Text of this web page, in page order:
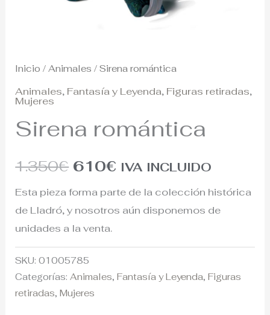
Inicio /Animales / Sirena romántica
Animales, Fantasía y Leyenda, Figuras retiradas,
Mujeres
Sirena romántica
1.350€ 610€ IVA INCLUIDO
Esta pieza forma parte de la colección histórica
de Lladró, y nosotros aún disponemos de
unidades a la venta.
SKU:01005785
Categorías: Animales,Fantasía y Leyenda,Figuras
retiradas,Mujeres